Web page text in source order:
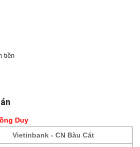
tiền
Duy
Vietinbank - CN Bàu Cát